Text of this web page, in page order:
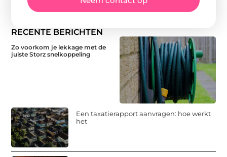
RECENTE BERICHTEN
Zo voorkom je lekkage met de
juiste Storz snelkoppeling
Een taxatierapport aanvragen: hoe werkt
het